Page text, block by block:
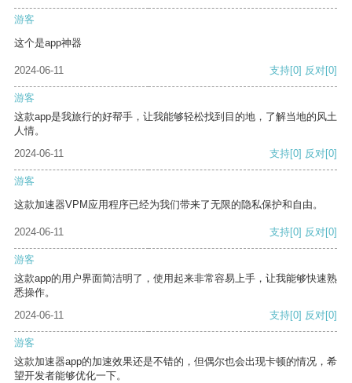
游客
这个是app神器
2024-06-11 支持[0] 反对[0]
游客
这款app是我旅行的好帮手，让我能够轻松找到目的地，了解当地的风土
人情。
2024-06-11
支持[0] 反对[0]
游客
这款加速器VPM应用程序已经为我们带来了无限的隐私保护和自由。
2024-06-11 支持[0] 反对[0]
游客
这款app的用户界面简洁明了，使用起来非常容易上手，让我能够快速熟
悉操作。
2024-06-11
支持[0] 反对[0]
游客
这款加速器app的加速效果还是不错的，但偶尔也会出现卡顿的情况，希
望开发者能够优化一下。